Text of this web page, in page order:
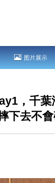
图片展示
，千
下去不